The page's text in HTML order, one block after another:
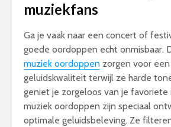
muziekfans
Ga je vaak naar een concert of
goede oordoppen echt onmisbaar.
muziek oordoppen zorgen voor
geluidskwaliteit terwijl ze harde
geniet je zorgeloos van je favoriete
muziek oordoppen zijn speciaal
optimale geluidsbeleving. Ze